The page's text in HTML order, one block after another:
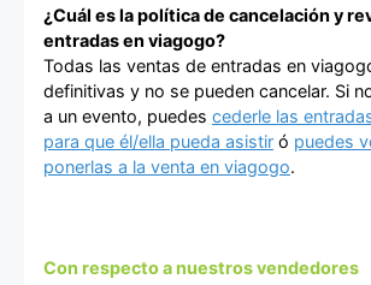
¿Cuál es la política de cancelación y
entradas en viagogo?
Todas las ventas de entradas en
definitivas y no se pueden cancelar. Si
a un evento, puedes cederle las
para que él/ella pueda asistir ó puedes
ponerlas a la venta en viagogo.
Con respecto a nuestros vendedores